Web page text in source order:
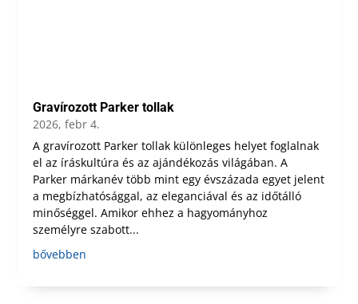
Gravírozott Parker tollak
2026, febr 4.
A gravírozott Parker tollak különleges helyet foglalnak
el az íráskultúra és az ajándékozás világában. A
Parker márkanév több mint egy évszázada egyet jelent
a megbízhatósággal, az eleganciával és az időtálló
minőséggel. Amikor ehhez a hagyományhoz
személyre szabott...
bővebben